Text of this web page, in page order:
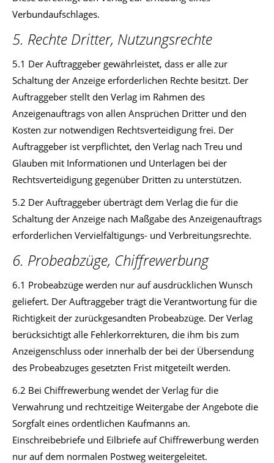
Verbundaufschlages.
5. Rechte Dritter, Nutzungsrechte
5.1 Der Auftraggeber gewährleistet, dass er alle zur
Schaltung der Anzeige erforderlichen Rechte besitzt. Der
Auftraggeber stellt den Verlag im Rahmen des
Anzeigenauftrags von allen Ansprüchen Dritter und den
Kosten zur notwendigen Rechtsverteidigung frei. Der
Auftraggeber ist verpflichtet, den Verlag nach Treu und
Glauben mit Informationen und Unterlagen bei der
Rechtsverteidigung gegenüber Dritten zu unterstützen.
5.2 Der Auftraggeber überträgt dem Verlag die für die
Schaltung der Anzeige nach Maßgabe des Anzeigenauftrags
erforderlichen Vervielfältigungs- und Verbreitungsrechte.
6. Probeabzüge, Chiffrewerbung
6.1 Probeabzüge werden nur auf ausdrücklichen Wunsch
geliefert. Der Auftraggeber trägt die Verantwortung für die
Richtigkeit der zurückgesandten Probeabzüge. Der Verlag
berücksichtigt alle Fehlerkorrekturen, die ihm bis zum
Anzeigenschluss oder innerhalb der bei der Übersendung
des Probeabzuges gesetzten Frist mitgeteilt werden.
6.2 Bei Chiffrewerbung wendet der Verlag für die
Verwahrung und rechtzeitige Weitergabe der Angebote die
Sorgfalt eines ordentlichen Kaufmanns an.
Einschreibebriefe und Eilbriefe auf Chiffrewerbung werden
nur auf dem normalen Postweg weitergeleitet.